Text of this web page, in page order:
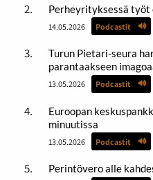
Perheyrityksessä
14.05.2026 Podcastit
Turun Pietari-seura
parantaakseen
13.05.2026 Podcastit
Euroopan
minuutissa
13.05.2026 Podcastit
Perintövero alle